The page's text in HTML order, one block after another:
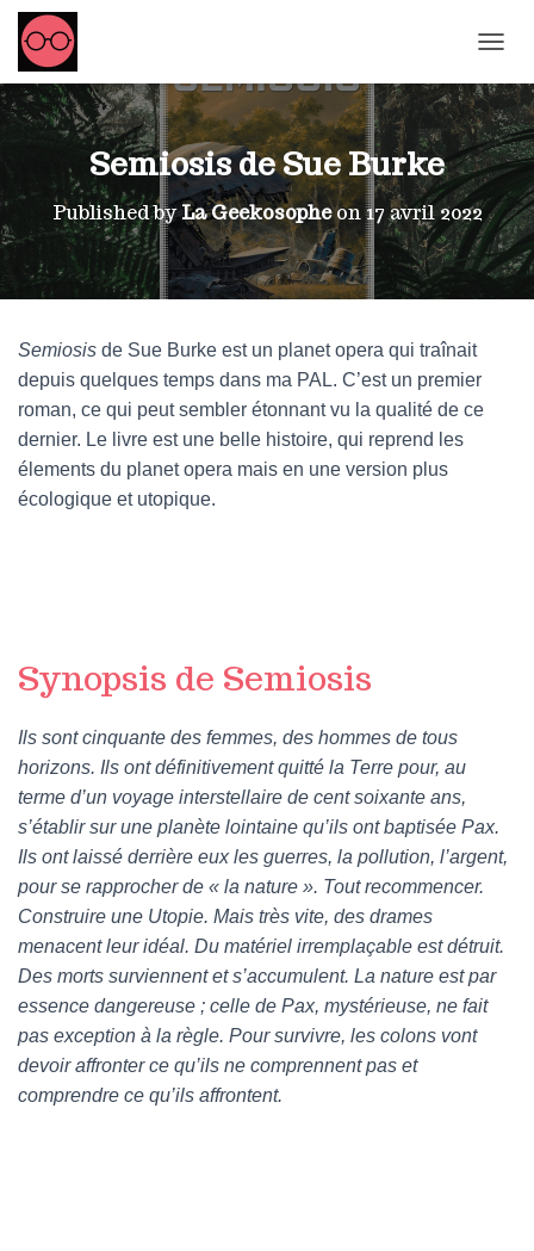
Semiosis de Sue Burke
Published byLa Geekosopheon17 avril 2022
Semiosis de Sue Burke est un planet opera qui traînait
depuis quelques temps dans ma PAL. C’est un premier
roman, ce qui peut sembler étonnant vu la qualité de ce
dernier. Le livre est une belle histoire, qui reprend les
élements du planet opera mais en une version plus
écologique et utopique.
Synopsis de Semiosis
Ils sont cinquante des femmes, des hommes de tous
horizons. Ils ont définitivement quitté la Terre pour, au
terme d’un voyage interstellaire de cent soixante ans,
s’établir sur une planète lointaine qu’ils ont baptisée Pax.
Ils ont laissé derrière eux les guerres, la pollution, l’argent,
pour se rapprocher de « la nature ». Tout recommencer.
Construire une Utopie. Mais très vite, des drames
menacent leur idéal. Du matériel irremplaçable est détruit.
Des morts surviennent et s’accumulent. La nature est par
essence dangereuse ; celle de Pax, mystérieuse, ne fait
pas exception à la règle. Pour survivre, les colons vont
devoir affronter ce qu’ils ne comprennent pas et
comprendre ce qu’ils affrontent.